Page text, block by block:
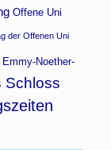
Offene Uni
der Offenen Uni
Emmy-Noether-
Schloss